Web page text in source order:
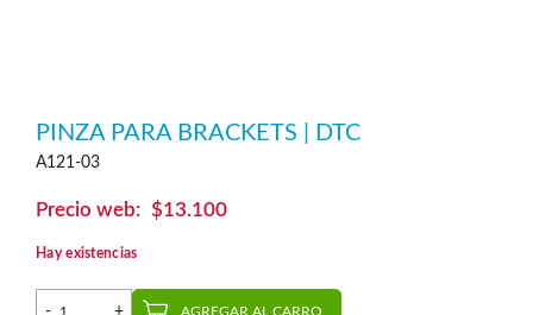
PINZA PARA BRACKETS | DTC
A121-03
$13.100
Hay existencias
Pinza para Brackets | DTC cantidad
AGREGAR AL CARRO